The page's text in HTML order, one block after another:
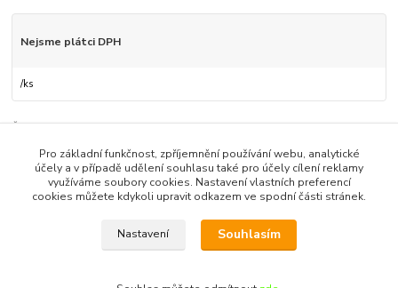
Nejsme plátci DPH
/ks
Číslo produktu: 6
Zboží zařazeno v kategoriích
NÁVRHY A REALIZACE ZAHRAD - FOTO
Pro základní funkčnost, zpříjemnění používání webu, analytické
účely a v případě udělení souhlasu také pro účely cílení reklamy
využíváme soubory cookies. Nastavení vlastních preferencí
cookies můžete kdykoli upravit odkazem ve spodní části stránek.
Nastavení Souhlasím